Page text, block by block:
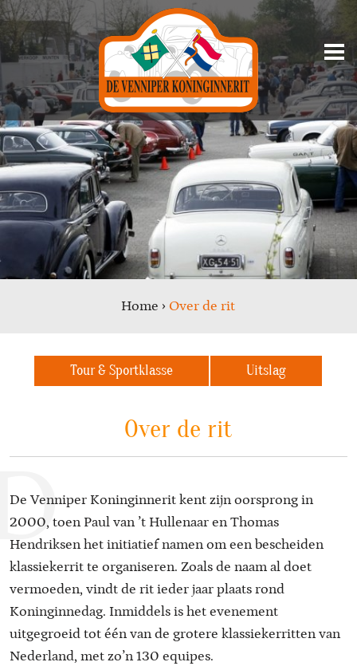
Home ›Over de rit
Tour & Sportklasse Uitslag
Over de rit
De Venniper Koninginnerit kent zijn oorsprong in
2000, toen Paul van ’t Hullenaar en Thomas
Hendriksen het initiatief namen om een bescheiden
klassiekerrit te organiseren. Zoals de naam al doet
vermoeden, vindt de rit ieder jaar plaats rond
Koninginnedag. Inmiddels is het evenement
uitgegroeid tot één van de grotere klassiekerritten van
Nederland, met zo’n 130 equipes.